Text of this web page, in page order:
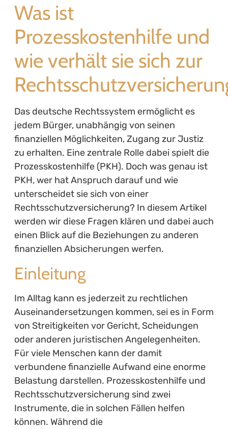
Was ist
Prozesskostenhilfe und
wie verhält sie sich zur
Das deutsche Rechtssystem ermöglicht es
jedem Bürger, unabhängig von seinen
finanziellen Möglichkeiten, Zugang zur Justiz
zu erhalten. Eine zentrale Rolle dabei spielt die
Prozesskostenhilfe (PKH). Doch was genau ist
PKH, wer hat Anspruch darauf und wie
unterscheidet sie sich von einer
Rechtsschutzversicherung? In diesem Artikel
werden wir diese Fragen klären und dabei auch
einen Blick auf die Beziehungen zu anderen
finanziellen Absicherungen werfen.
Einleitung
Im Alltag kann es jederzeit zu rechtlichen
Auseinandersetzungen kommen, sei es in Form
von Streitigkeiten vor Gericht, Scheidungen
oder anderen juristischen Angelegenheiten.
Für viele Menschen kann der damit
verbundene finanzielle Aufwand eine enorme
Belastung darstellen. Prozesskostenhilfe und
Rechtsschutzversicherung sind zwei
Instrumente, die in solchen Fällen helfen
können. Während die